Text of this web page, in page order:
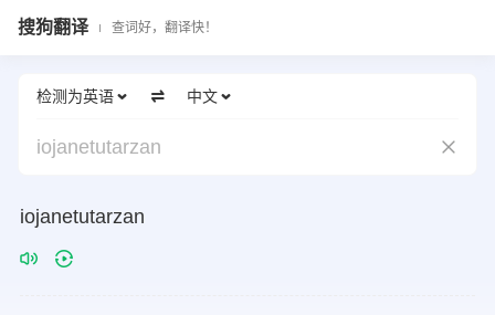
搜狗翻译 查词好，翻译快！
检测为英语 中文
iojanetutarzan
iojanetutarzan